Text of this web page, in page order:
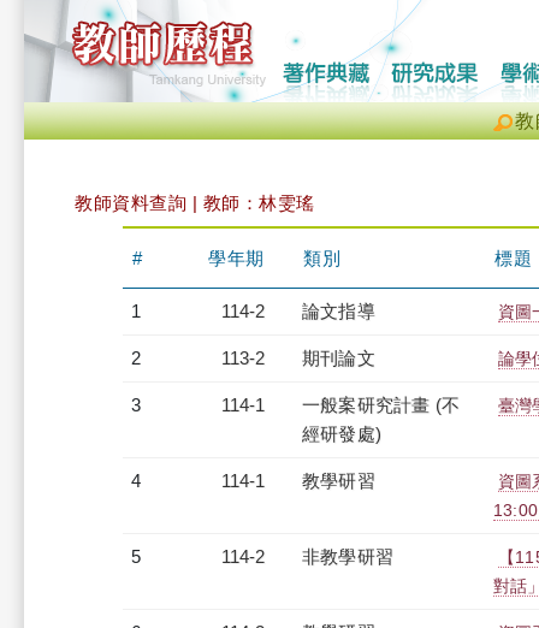
教
教師資料查詢 | 教師：林雯瑤
# 學年期 類別 標題
1 114-2 論文指導 資圖
2 113-2 期刊論文 論學
3 114-1
一般案研究計畫 (不
經研發處)
臺灣
4 114-1 教學研習
資圖
5 114-2 非教學研習
【
對話